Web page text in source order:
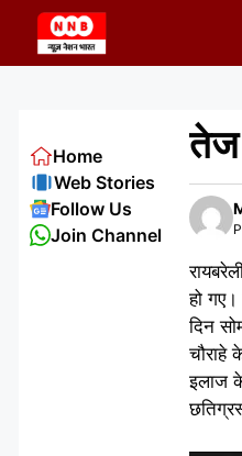
content
तेज
हो
दिन
चौराहे
इलाज
Home
Web Stories
Follow Us
Join Channel